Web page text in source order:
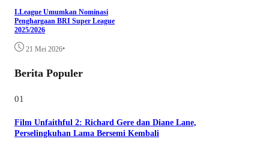
I.League Umumkan Nominasi
Penghargaan BRI Super League
2025/2026
21 Mei 2026•
Berita Populer
01
Film Unfaithful 2: Richard Gere dan Diane Lane,
Perselingkuhan Lama Bersemi Kembali